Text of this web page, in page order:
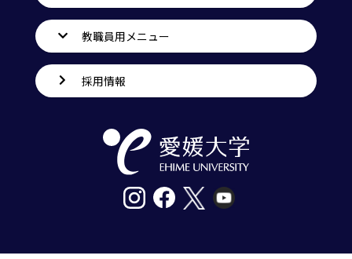
教職員用メニュー
採用情報